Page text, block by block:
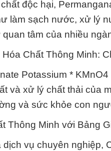
độc hại,
làm sạch nước, xử lý
tâm của nhiều
Chất Thông Minh:
Potassium *
và xử lý chất thải của
và sức khỏe con
Thông Minh với Bảng
vụ chuyên nghiệp,